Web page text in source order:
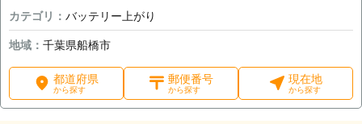
カテゴリ： バッテリー上がり
地域： 千葉県船橋市
都道府県
から探す
郵便番号
から探す
現在地
から探す